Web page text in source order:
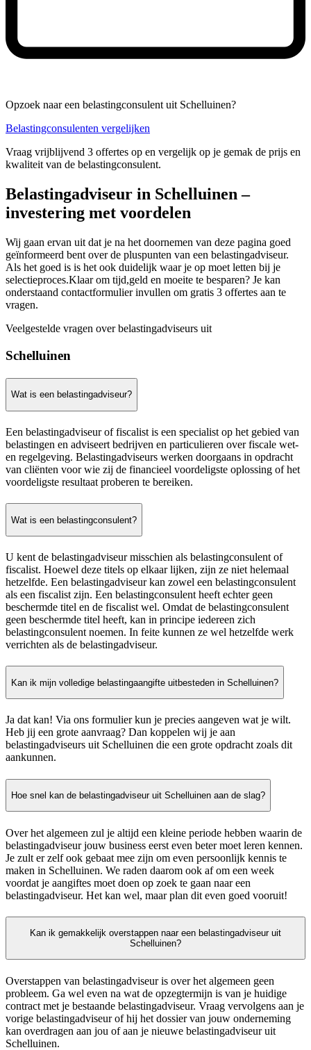
Opzoek naar een belastingconsulent uit Schelluinen?
Belastingconsulenten vergelijken
Vraag vrijblijvend 3 offertes op en vergelijk op je gemak de prijs en
kwaliteit van de belastingconsulent.
Belastingadviseur in Schelluinen –
investering met voordelen
Wij gaan ervan uit dat je na het doornemen van deze pagina goed
geïnformeerd bent over de pluspunten van een belastingadviseur.
Als het goed is is het ook duidelijk waar je op moet letten bij je
selectieproces.Klaar om tijd,geld en moeite te besparen? Je kan
onderstaand contactformulier invullen om gratis 3 offertes aan te
vragen.
Veelgestelde vragen over belastingadviseurs uit
Schelluinen
Wat is een belastingadviseur?
Een belastingadviseur of fiscalist is een specialist op het gebied van
belastingen en adviseert bedrijven en particulieren over fiscale wet-
en regelgeving. Belastingadviseurs werken doorgaans in opdracht
van cliënten voor wie zij de financieel voordeligste oplossing of het
voordeligste resultaat proberen te bereiken.
Wat is een belastingconsulent?
U kent de belastingadviseur misschien als belastingconsulent of
fiscalist. Hoewel deze titels op elkaar lijken, zijn ze niet helemaal
hetzelfde. Een belastingadviseur kan zowel een belastingconsulent
als een fiscalist zijn. Een belastingconsulent heeft echter geen
beschermde titel en de fiscalist wel. Omdat de belastingconsulent
geen beschermde titel heeft, kan in principe iedereen zich
belastingconsulent noemen. In feite kunnen ze wel hetzelfde werk
verrichten als de belastingadviseur.
Kan ik mijn volledige belastingaangifte uitbesteden in Schelluinen?
Ja dat kan! Via ons formulier kun je precies aangeven wat je wilt.
Heb jij een grote aanvraag? Dan koppelen wij je aan
belastingadviseurs uit Schelluinen die een grote opdracht zoals dit
aankunnen.
Hoe snel kan de belastingadviseur uit Schelluinen aan de slag?
Over het algemeen zul je altijd een kleine periode hebben waarin de
belastingadviseur jouw business eerst even beter moet leren kennen.
Je zult er zelf ook gebaat mee zijn om even persoonlijk kennis te
maken in Schelluinen. We raden daarom ook af om een week
voordat je aangiftes moet doen op zoek te gaan naar een
belastingadviseur. Het kan wel, maar plan dit even goed vooruit!
Kan ik gemakkelijk overstappen naar een belastingadviseur uit
Schelluinen?
Overstappen van belastingadviseur is over het algemeen geen
probleem. Ga wel even na wat de opzegtermijn is van je huidige
contract met je bestaande belastingadviseur. Vraag vervolgens aan je
vorige belastingadviseur of hij het dossier van jouw onderneming
kan overdragen aan jou of aan je nieuwe belastingadviseur uit
Schelluinen.